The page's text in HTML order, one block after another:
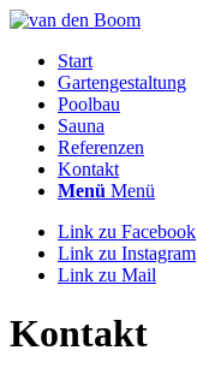
Start
Gartengestaltung
Poolbau
Sauna
Referenzen
Kontakt
Menü Menü
Link zu Facebook
Link zu Instagram
Link zu Mail
Kontakt